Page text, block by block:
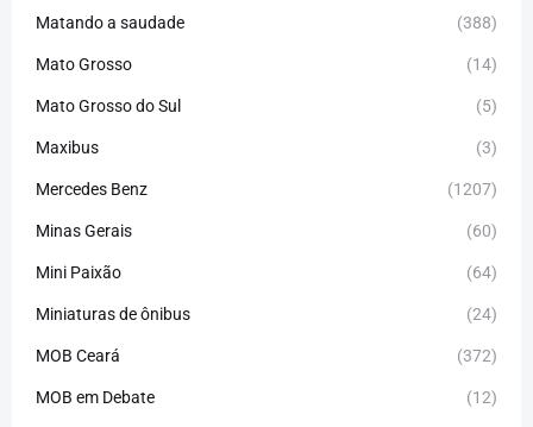
Matando a saudade (388)
Mato Grosso (14)
Mato Grosso do Sul (5)
Maxibus (3)
Mercedes Benz (1207)
Minas Gerais (60)
Mini Paixão (64)
Miniaturas de ônibus (24)
MOB Ceará (372)
MOB em Debate (12)